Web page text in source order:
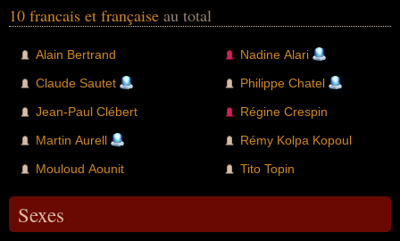
10 francais et française au total
Alain Bertrand
Claude Sautet
Jean-Paul Clébert
Martin Aurell
Mouloud Aounit
Nadine Alari
Philippe Chatel
Régine Crespin
Rémy Kolpa Kopoul
Tito Topin
Sexes